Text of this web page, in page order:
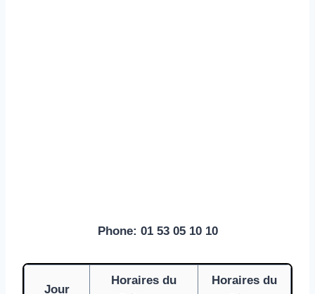
Phone: 01 53 05 10 10
Jour
Horaires du
Horaires du